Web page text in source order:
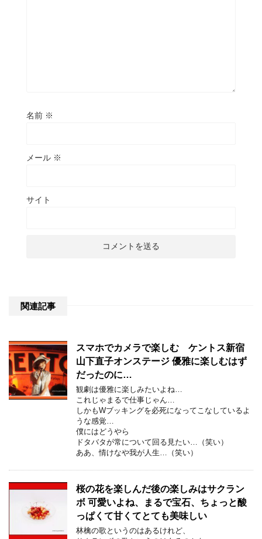
名前 ※
メール ※
サイト
関連記事
スマホでカメラで楽しむ ケントス新宿
山下直子オンステージ 優雅に楽しむはず
だったのに…
観劇は優雅に楽しみたいよね…
これじゃまるで仕事じゃん…
しかもWブッキングを必死になってこなしているよ
うな感覚…
僕にはどうやら
ドタバタが常について回る見たい…（笑い）
ああ、情けなや我が人生…（笑い）
桜の花を楽しんだ後の楽しみはサクラン
ボ 可愛いよね、まるで宝石、ちょっと酸
っぱくて甘くてとても美味しい
林檎の歌というのはあるけれど、